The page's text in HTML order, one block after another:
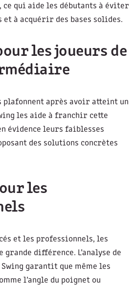
qui aide les débutants à éviter
à acquérir des bases solides.
les joueurs de
plafonnent après avoir atteint un
les aide à franchir cette
évidence leurs faiblesses
des solutions concrètes
les
et les professionnels, les
différence. L’analyse de
Swing garantit que même les
l’angle du poignet ou